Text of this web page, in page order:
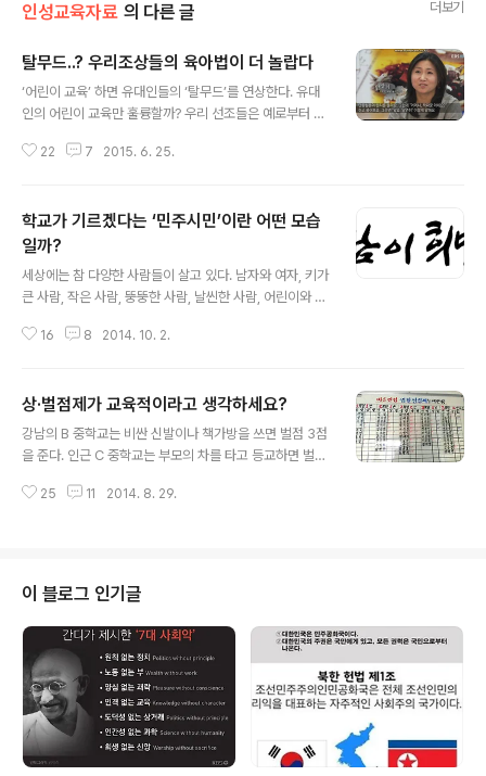
인성교육자료 의 다른 글 더보기
탈무드..? 우리조상들의 육아법이 더 놀랍다
‘어린이 교육’ 하면 유대인들의 ‘탈무드’를 연상한다. 유대
인의 어린이 교육만 훌륭할까? 우리 선조들은 예로부터 놀
면서 우리의 전통적인 훌륭한 육아법은 사라지고 근대화과
육아의 비밀>이 소개한 단동십훈(단동치기 십계훈檀童治
基 十戒訓의 줄임말)이 전하는 우리나라 전통 육아법을
보면 놀랍고 신기하다. ‘깍꿍“이란 말은 모르는 사람은 아
마 없을 것이다. 자녀를 기르면서 혹은 이웃 아이들을 귀여
워서 어룰 때 마주보며 하는 말, ’깍꿍‘. “깍꿍”이라는 말은
’각궁‘의 된소리 발음으로 ’몸을 깨달으라는 ‘覺躬’이라는
22 7 2015. 6. 25.
학교가 기르겠다는 ‘민주시민’이란 어떤 모습
일까?
세상에는 참 다양한 사람들이 살고 있다. 남자와 여자, 키가
큰 사람, 작은 사람, 뚱뚱한 사람, 날씬한 사람, 어린이와 젊
가 하면 부지런한 사람, 개으른 사람, 똑똑한 사람, 멍청한
사람, 너그러운 사람... 이렇게 따지자면 외모만큼이나 또
다른 모습의 사람들이 함께 살고 있다. 능력면에서 봐도 계
산에 빠른 사람이 있는가 하면 어휘력에 뛰어난 사람도 있
한 사람도 있다. 대화와 타협으로 상대방을 이해하고 설득
16 8 2014. 10. 2.
상·벌점제가 교육적이라고 생각하세요?
강남의 B 중학교는 비싼 신발이나 책가방을 쓰면 벌점 3점
을 준다. 인근 C 중학교는 부모의 차를 타고 등교하면 벌점
이른바 ‘고자질’이라고 생각하는 일을 하면 상점을 주는 학
줘 상점을 받은 사례도 있다.”(서울신문) 오는 9원 1일부
터 경기도 교육감의 ‘상·벌점제’가 수구세력들의 집중포화
를 당하고 있다. 진보교육감들의 정책에 흠집내기를 일삼
아 오던 조중동과 수구세력 그리고 교원단체인 교총까지
나서서 상벌점제가 시행되면 "학생 지도 방안이 사라지게
됐다"며 반발하고 있다. ..
25 11 2014. 8. 29.
이 블로그 인기글